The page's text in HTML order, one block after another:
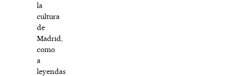
la
cultura
de
Madrid,
como
a
leyendas